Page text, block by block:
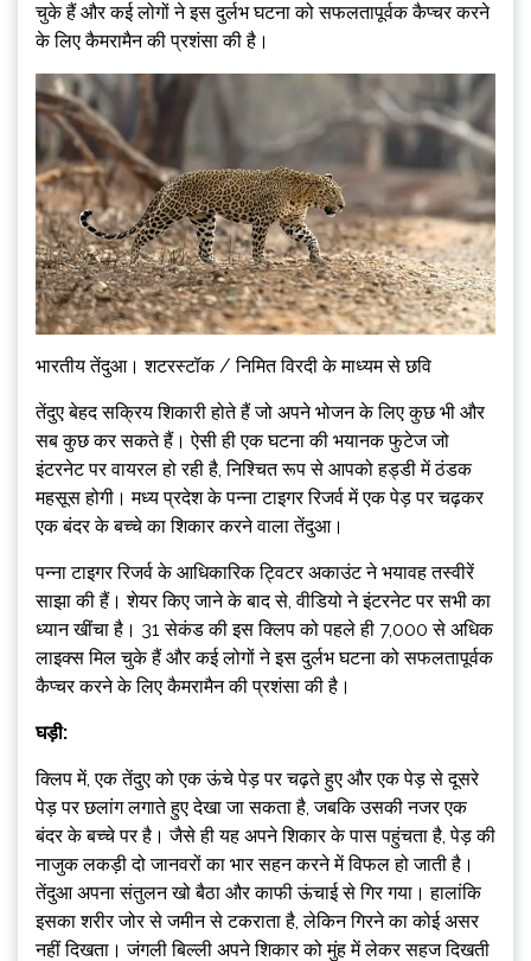
चुके हैं और कई लोगों ने इस दुर्लभ घटना को सफलतापूर्वक कैप्चर करने
के लिए कैमरामैन की प्रशंसा की है।
भारतीय तेंदुआ। शटरस्टॉक / निमित विरदी के माध्यम से छवि
तेंदुए बेहद सक्रिय शिकारी होते हैं जो अपने भोजन के लिए कुछ भी और
सब कुछ कर सकते हैं। ऐसी ही एक घटना की भयानक फुटेज जो
इंटरनेट पर वायरल हो रही है, निश्चित रूप से आपको हड्डी में ठंडक
महसूस होगी। मध्य प्रदेश के पन्ना टाइगर रिजर्व में एक पेड़ पर चढ़कर
एक बंदर के बच्चे का शिकार करने वाला तेंदुआ।
पन्ना टाइगर रिजर्व के आधिकारिक ट्विटर अकाउंट ने भयावह तस्वीरें
साझा की हैं। शेयर किए जाने के बाद से, वीडियो ने इंटरनेट पर सभी का
ध्यान खींचा है। 31 सेकंड की इस क्लिप को पहले ही 7,000 से अधिक
लाइक्स मिल चुके हैं और कई लोगों ने इस दुर्लभ घटना को सफलतापूर्वक
कैप्चर करने के लिए कैमरामैन की प्रशंसा की है।
घड़ी:
क्लिप में, एक तेंदुए को एक ऊंचे पेड़ पर चढ़ते हुए और एक पेड़ से दूसरे
पेड़ पर छलांग लगाते हुए देखा जा सकता है, जबकि उसकी नजर एक
बंदर के बच्चे पर है। जैसे ही यह अपने शिकार के पास पहुंचता है, पेड़ की
नाजुक लकड़ी दो जानवरों का भार सहन करने में विफल हो जाती है।
तेंदुआ अपना संतुलन खो बैठा और काफी ऊंचाई से गिर गया। हालांकि
इसका शरीर जोर से जमीन से टकराता है, लेकिन गिरने का कोई असर
नहीं दिखता। जंगली बिल्ली अपने शिकार को मुंह में लेकर सहज दिखती